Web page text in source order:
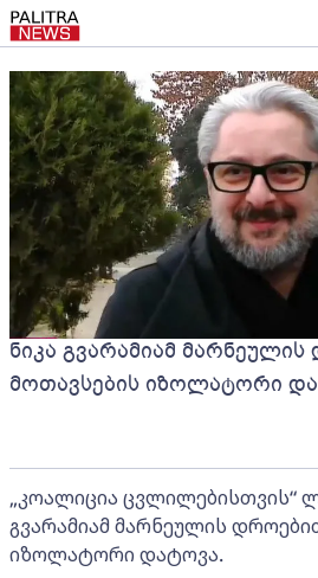
ნიკა გვარამიამ
მოთავსების იზოლატორი
„კოალიცია ცვლილებისთვის“
გვარამიამ მარნეულის
იზოლატორი დატოვა.